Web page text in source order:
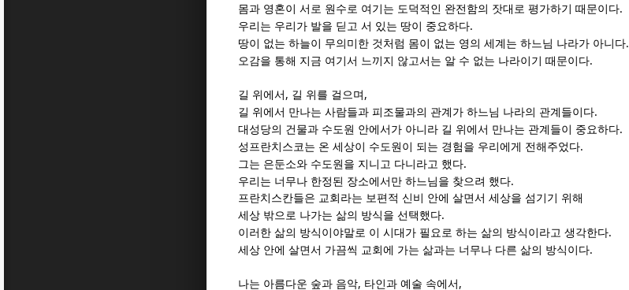
몸과 영혼이 서로 원수로 여기는 도덕적인 완전함의 잣대로 평가하기 때문이다.
우리는 우리가 발을 딛고 서 있는 땅이 중요하다.
땅이 없는 하늘이 무의미한 것처럼 몸이 없는 영의 세계는 하느님 나라가 아니다.
오감을 통해 지금 여기서 느끼지 않고서는 알 수 없는 나라이기 때문이다.
길 위에서 , 길 위를 걸으며 ,
길 위에서 만나는 사람들과 피조물과의 관계가 하느님 나라의 관계들이다.
대성당의 건물과 수도원 안에서가 아니라 길 위에서 만나는 관계들이 중요하다.
성프란치스코는 온 세상이 수도원이 되는 경험을 우리에게 전해주었다.
그는 은둔소와 수도원을 지니고 다니라고 했다.
우리는 너무나 한정된 장소에서만 하느님을 찾으려 했다.
프란치스칸들은 교회라는 보편적 신비 안에 살면서 세상을 섬기기 위해
세상 밖으로 나가는 삶의 방식을 선택했다.
이러한 삶의 방식이야말로 이 시대가 필요로 하는 삶의 방식이라고 생각한다.
세상 안에 살면서 가끔씩 교회에 가는 삶과는 너무나 다른 삶의 방식이다.
나는 아름다운 숲과 음악, 타인과 예술 속에서 ,